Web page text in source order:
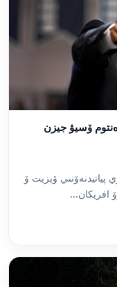
ۆسيۋ جيزن
ۆيزيت ۆ
افريكان...